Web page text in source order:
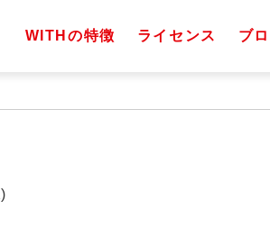
WITHの特徴 ライセンス ブ